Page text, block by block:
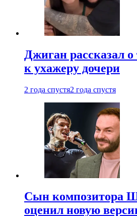
Джиган рассказал о
к ухажеру дочери
2 года спустя2 года спустя
Сын композитора
оценил новую